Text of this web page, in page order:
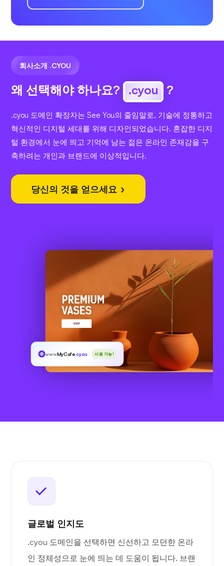
회사소개 .CYOU
왜 선택해야 하나요? .cyou ?
.cyou 도메인 확장자는 See You의 줄임말로, 기술에 정통하고
혁신적인 디지털 세대를 위해 디자인되었습니다. 혼잡한 디지
털 환경에서 눈에 띄고 기억에 남는 젊은 온라인 존재감을 구
축하려는 개인과 브랜드에 이상적입니다.
당신의 것을 얻으세요
wwwMyCafe.cyou 사용 가능!
글로벌 인지도
.cyou 도메인을 선택하면 신선하고 모던한 온라
인 정체성으로 눈에 띄는 데 도움이 됩니다. 브랜